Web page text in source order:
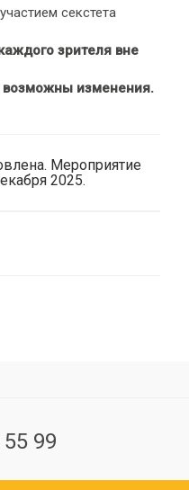
секстета
зрителя вне
возможны изменения.
Мероприятие
2025.
99